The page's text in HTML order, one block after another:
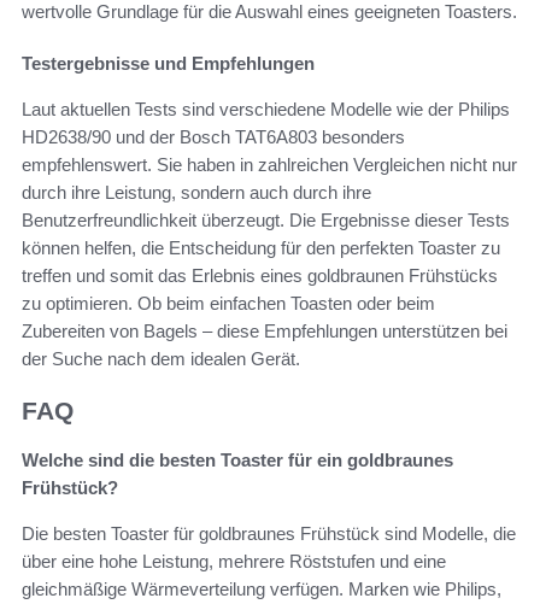
wertvolle Grundlage für die Auswahl eines geeigneten Toasters.
Testergebnisse und Empfehlungen
Laut aktuellen Tests sind verschiedene Modelle wie der Philips
HD2638/90 und der Bosch TAT6A803 besonders
empfehlenswert. Sie haben in zahlreichen Vergleichen nicht nur
durch ihre Leistung, sondern auch durch ihre
Benutzerfreundlichkeit überzeugt. Die Ergebnisse dieser Tests
können helfen, die Entscheidung für den perfekten Toaster zu
treffen und somit das Erlebnis eines goldbraunen Frühstücks
zu optimieren. Ob beim einfachen Toasten oder beim
Zubereiten von Bagels – diese Empfehlungen unterstützen bei
der Suche nach dem idealen Gerät.
FAQ
Welche sind die besten Toaster für ein goldbraunes
Frühstück?
Die besten Toaster für goldbraunes Frühstück sind Modelle, die
über eine hohe Leistung, mehrere Röststufen und eine
gleichmäßige Wärmeverteilung verfügen. Marken wie Philips,